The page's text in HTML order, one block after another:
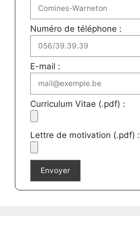
Numéro de téléphone :
E-mail :
Curriculum Vitae (.pdf) :
Lettre de motivation (.pdf) :